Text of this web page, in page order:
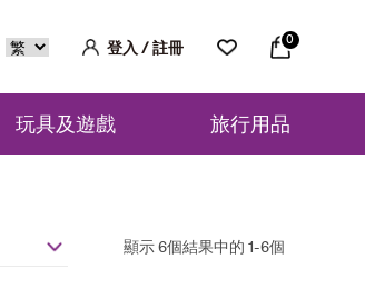
登入 / 註冊 0
玩具及遊戲 旅行用品
顯示 6個結果中的 1-6個